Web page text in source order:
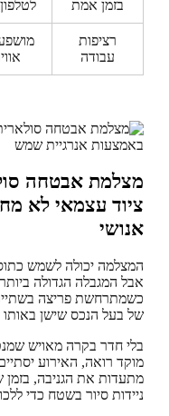
בזמן אמת
רציפות
עבודה
מצלמת אבטחה
ציוד עצמאי לא
אנושי
המצלמה יכולה לשמש
אבל המגבלה הגדולה
כשמתרחשת פריצה
של בעל הנכס שישן באותו
בלי חדר בקרה מאויש
מוקד רואה, האירוע
מתעדות את הגניבה, בזמן
ניידות סיור בשטח כדי